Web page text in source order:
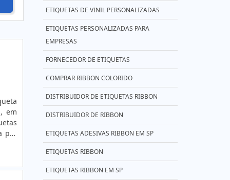
em
por
se
da
ETIQUETAS DE VINIL PERSONALIZADAS
ETIQUETAS PERSONALIZADAS PARA
EMPRESAS
FORNECEDOR DE ETIQUETAS
COMPRAR RIBBON COLORIDO
DISTRIBUIDOR DE ETIQUETAS RIBBON
DISTRIBUIDOR DE RIBBON
ETIQUETAS ADESIVAS RIBBON EM SP
ETIQUETAS RIBBON
ETIQUETAS RIBBON EM SP